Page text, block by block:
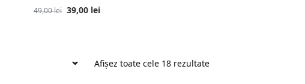
49,00lei 39,00 lei
Afișez toate cele 18 rezultate